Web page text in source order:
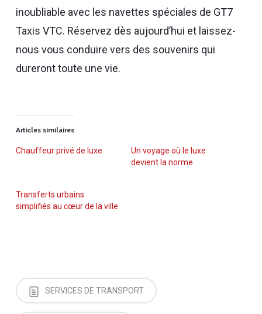
inoubliable avec les navettes spéciales de GT7
Taxis VTC. Réservez dès aujourd’hui et laissez-
nous vous conduire vers des souvenirs qui
dureront toute une vie.
Articles similaires
Chauffeur privé de luxe
Un voyage où le luxe
devient la norme
Transferts urbains
simplifiés au cœur de la ville
SERVICES DE TRANSPORT